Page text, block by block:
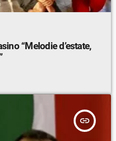
“Melodie d’estate,
insert_link